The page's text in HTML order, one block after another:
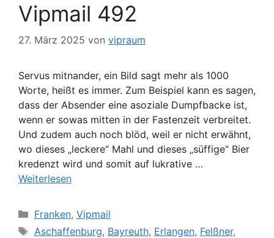
Vipmail 492
27. März 2025 von vipraum
Servus mitnander, ein Bild sagt mehr als 1000
Worte, heißt es immer. Zum Beispiel kann es sagen,
dass der Absender eine asoziale Dumpfbacke ist,
wenn er sowas mitten in der Fastenzeit verbreitet.
Und zudem auch noch blöd, weil er nicht erwähnt,
wo dieses „leckere“ Mahl und dieses „süffige“ Bier
kredenzt wird und somit auf lukrative …
Weiterlesen
Kategorien
Franken, Vipmail
Schlagwörter
Aschaffenburg, Bayreuth, Erlangen, Felßner,